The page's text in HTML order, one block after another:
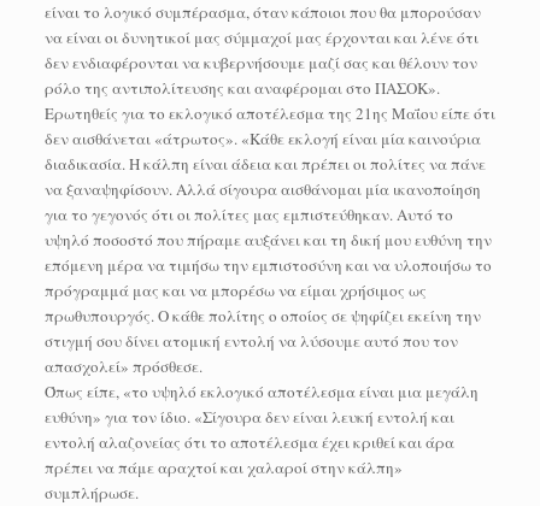
είναι το λογικό συμπέρασμα, όταν κάποιοι που θα μπορούσαν
να είναι οι δυνητικοί μας σύμμαχοί μας έρχονται και λένε ότι
δεν ενδιαφέρονται να κυβερνήσουμε μαζί σας και θέλουν τον
ρόλο της αντιπολίτευσης και αναφέρομαι στο ΠΑΣΟΚ».
Ερωτηθείς για το εκλογικό αποτέλεσμα της 21ης Μαΐου είπε ότι
δεν αισθάνεται «άτρωτος». «Κάθε εκλογή είναι μία καινούρια
διαδικασία. Η κάλπη είναι άδεια και πρέπει οι πολίτες να πάνε
να ξαναψηφίσουν. Αλλά σίγουρα αισθάνομαι μία ικανοποίηση
για το γεγονός ότι οι πολίτες μας εμπιστεύθηκαν. Αυτό το
υψηλό ποσοστό που πήραμε αυξάνει και τη δική μου ευθύνη την
επόμενη μέρα να τιμήσω την εμπιστοσύνη και να υλοποιήσω το
πρόγραμμά μας και να μπορέσω να είμαι χρήσιμος ως
πρωθυπουργός. Ο κάθε πολίτης ο οποίος σε ψηφίζει εκείνη την
στιγμή σου δίνει ατομική εντολή να λύσουμε αυτό που τον
απασχολεί» πρόσθεσε.
Όπως είπε, «το υψηλό εκλογικό αποτέλεσμα είναι μια μεγάλη
ευθύνη» για τον ίδιο. «Σίγουρα δεν είναι λευκή εντολή και
εντολή αλαζονείας ότι το αποτέλεσμα έχει κριθεί και άρα
πρέπει να πάμε αραχτοί και χαλαροί στην κάλπη»
συμπλήρωσε.